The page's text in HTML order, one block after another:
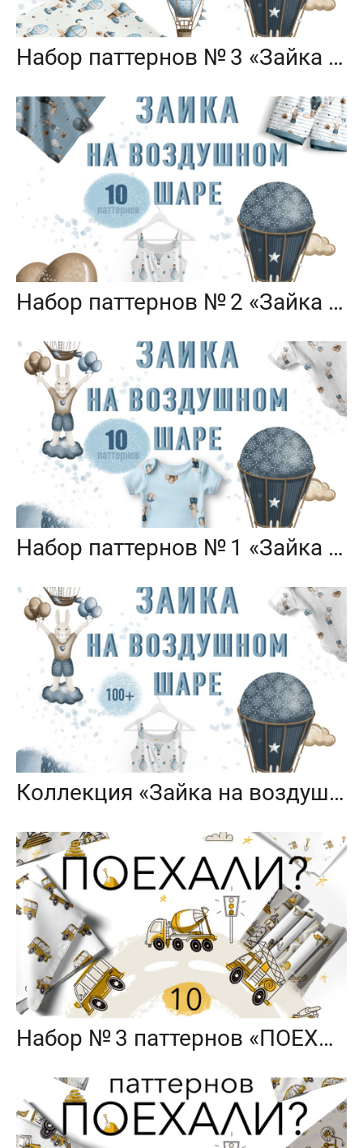
Набор паттернов № 3 «Зайка на воздушном шаре»
Набор паттернов № 2 «Зайка на воздушном шаре»
Набор паттернов № 1 «Зайка на воздушном шаре»
Коллекция «Зайка на воздушном шаре» — графические иллюстрации, композиции и бесшовные паттерны
Набор № 3 паттернов «ПОЕХАЛИ?»